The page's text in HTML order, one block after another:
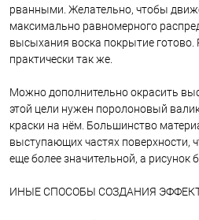
рванными. Желательно, чтобы
максимально равномерного
высыхания воска покрытие готово.
практически так же.
Можно дополнительно окрасить
этой цели нужен поролоновый
краски на нём. Большинство
выступающих частях поверхности,
еще более значительной, а рисунок
ИНЫЕ СПОСОБЫ СОЗДАНИЯ